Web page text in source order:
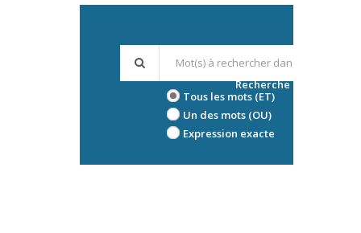
Tous les mots (ET)
Un des mots (OU)
Expression exacte
Recherche avancée